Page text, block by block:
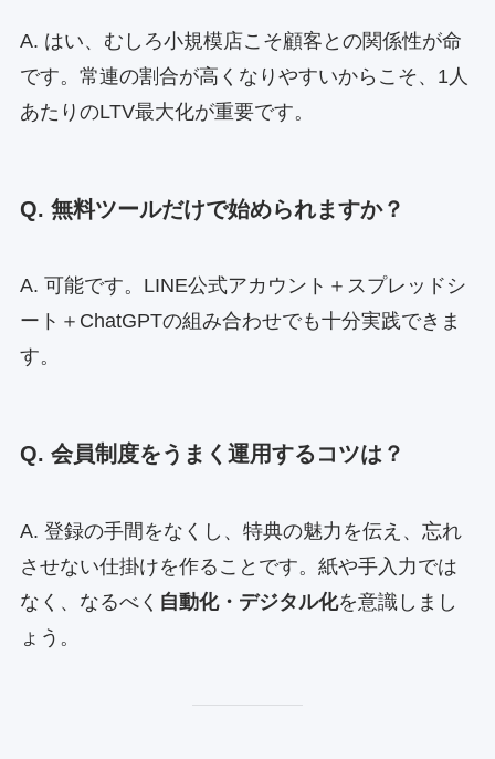
A. はい、むしろ小規模店こそ顧客との関係性が命
です。常連の割合が高くなりやすいからこそ、1人
あたりのLTV最大化が重要です。
Q. 無料ツールだけで始められますか？
A. 可能です。LINE公式アカウント＋スプレッドシ
ート＋ChatGPTの組み合わせでも十分実践できま
す。
Q. 会員制度をうまく運用するコツは？
A. 登録の手間をなくし、特典の魅力を伝え、忘れ
させない仕掛けを作ることです。紙や手入力では
なく、なるべく 自動化・デジタル化を意識しまし
ょう。